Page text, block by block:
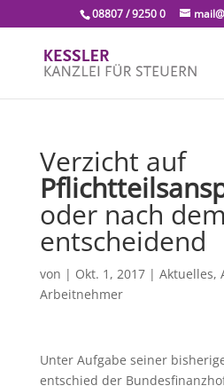
08807 / 9250 0
Verzicht auf
oder nach
entscheidend
von | Okt. 1, 2017| Aktuelles,
Arbeitnehmer
Unter Aufgabe seiner
entschied der